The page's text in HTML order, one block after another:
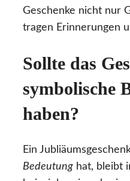
Geschenke nicht nur
tragen Erinnerungen
Sollte das
symbolische
haben?
Ein
Bedeutung hat, bleibt